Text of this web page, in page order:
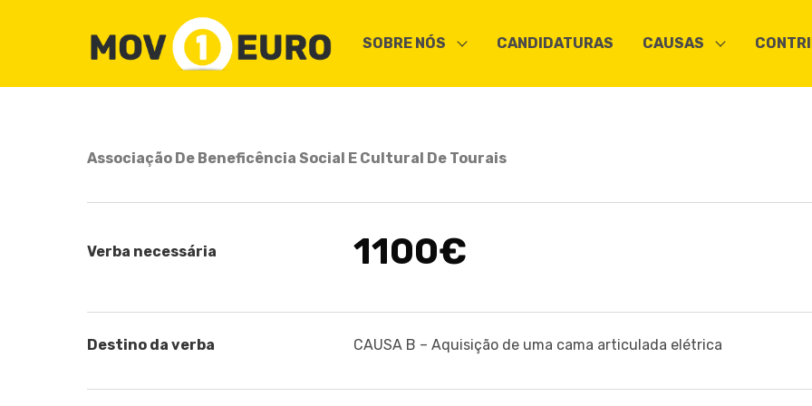
SOBRE NÓS CANDIDATURAS CAUSAS
Associação De Beneficência Social E Cultural De Tourais
Verba necessária 1100€
Destino da verba CAUSA B – Aquisição de uma cama articulada elétrica